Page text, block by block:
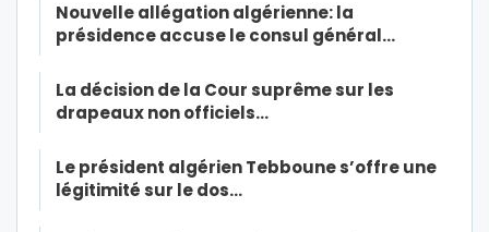
Nouvelle allégation algérienne: la
présidence accuse le consul général…
La décision de la Cour suprême sur les
drapeaux non officiels…
Le président algérien Tebboune s’offre une
légitimité sur le dos…